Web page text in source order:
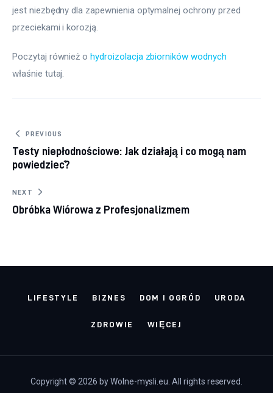
jest niezbędny dla zapewnienia optymalnej ochrony przed
przeciekami i korozją.
Poczytaj również o hydroizolacja zbiorników wodnych
właśnie tutaj.
Nawigacja wpisu
PREVIOUS
Testy niepłodnościowe: Jak działają i co mogą nam
powiedzieć?
NEXT
Obróbka Wiórowa z Profesjonalizmem
LIFESTYLE BIZNES DOM I OGRÓD URODA
ZDROWIE WIĘCEJ
Copyright © 2026 by Wolne-mysli.eu. All rights reserved.